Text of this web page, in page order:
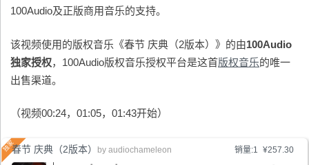
100Audio及正版商用音乐的支持。
该视频使用的版权音乐《春节 庆典（2版本）》的由100Audio
独家授权，100Audio版权音乐授权平台是这首版权音乐的唯一
出售渠道。
（视频00:24，01:05，01:43开始）
销量:1 ¥257.30
春节 庆典（2版本） by audiochameleon